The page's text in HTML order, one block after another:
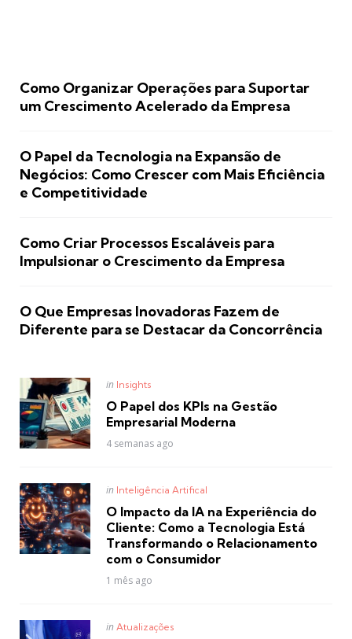
Como Organizar Operações para Suportar
um Crescimento Acelerado da Empresa
O Papel da Tecnologia na Expansão de
Negócios: Como Crescer com Mais Eficiência
e Competitividade
Como Criar Processos Escaláveis para
Impulsionar o Crescimento da Empresa
O Que Empresas Inovadoras Fazem de
Diferente para se Destacar da Concorrência
Posted
in Insights
O Papel dos KPIs na Gestão
Empresarial Moderna
4 semanas ago
Posted
in Inteligência Artifical
O Impacto da IA na Experiência do
Cliente: Como a Tecnologia Está
Transformando o Relacionamento
com o Consumidor
1 mês ago
Posted
in Atualizações